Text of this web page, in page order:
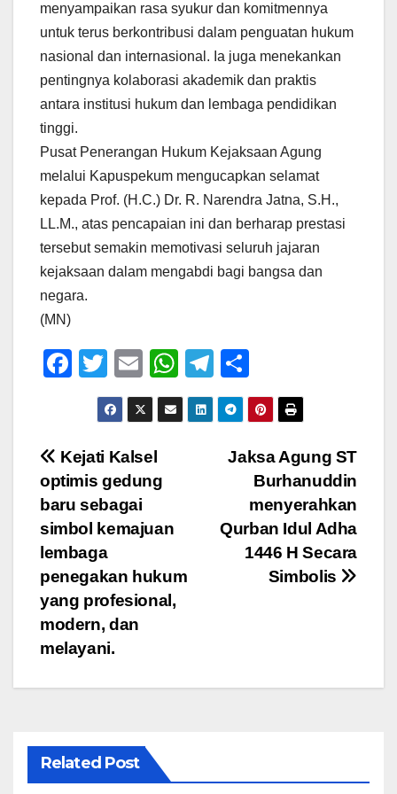
menyampaikan rasa syukur dan komitmennya
untuk terus berkontribusi dalam penguatan hukum
nasional dan internasional. Ia juga menekankan
pentingnya kolaborasi akademik dan praktis
antara institusi hukum dan lembaga pendidikan
tinggi.
Pusat Penerangan Hukum Kejaksaan Agung
melalui Kapuspekum mengucapkan selamat
kepada Prof. (H.C.) Dr. R. Narendra Jatna, S.H.,
LL.M., atas pencapaian ini dan berharap prestasi
tersebut semakin memotivasi seluruh jajaran
kejaksaan dalam mengabdi bagi bangsa dan
negara.
(MN)
F
e
b
o
o
k
T
wi
tt
er
E
m
ail
W
h
at
T
el
e
gr
h
ar
e
Navigasi
pos
Jaksa Agung ST
Burhanuddin
menyerahkan
Qurban Idul Adha
1446 H Secara
Simbolis
Kejati Kalsel
optimis gedung
baru sebagai
simbol kemajuan
lembaga
penegakan hukum
yang profesional,
modern, dan
melayani.
Related Post